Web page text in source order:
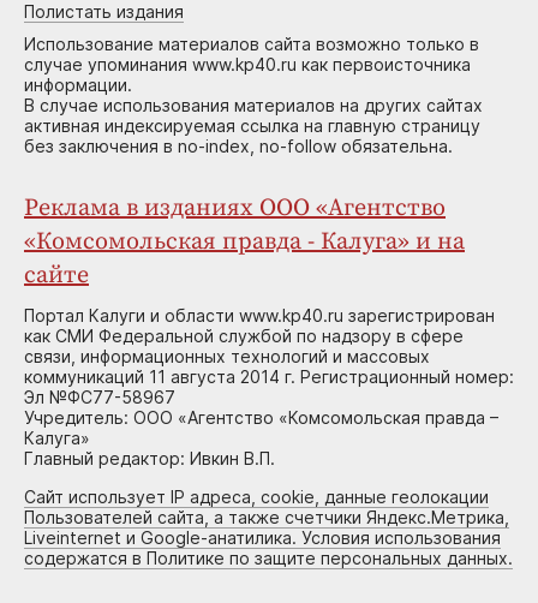
Полистать издания
Использование материалов сайта возможно только в
случае упоминания www.kp40.ru как первоисточника
информации.
В случае использования материалов на других сайтах
активная индексируемая ссылка на главную страницу
без заключения в no-index, no-follow обязательна.
Реклама в изданиях ООО «Агентство
«Комсомольская правда - Калуга» и на
сайте
Портал Калуги и области www.kp40.ru зарегистрирован
как СМИ Федеральной службой по надзору в сфере
связи, информационных технологий и массовых
коммуникаций 11 августа 2014 г. Регистрационный номер:
Эл №ФС77-58967
Учредитель: ООО «Агентство «Комсомольская правда –
Калуга»
Главный редактор: Ивкин В.П.
Сайт использует IP адреса, cookie, данные геолокации
Пользователей сайта, а также счетчики Яндекс.Метрика,
Liveinternet и Google-анатилика. Условия использования
содержатся в Политике по защите персональных данных.